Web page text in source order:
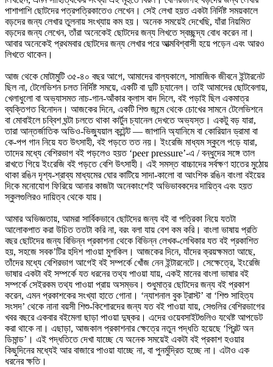
পাশাপাশি ছোটদের পত্রপত্রিকাতেও লেখেন। সেই লেখা হয়ত একটা নির্দিষ্ট সময়কালে
বড়দের জন্য লেখার তুলনায় সংখ্যায় কম হয়। অনেক সময়েই দেখেছি, যাঁরা নিয়মিত
বড়দের জন্য লেখেন, তাঁরা অনেকেই ছোটদের জন্য লিখতে স্বচ্ছন্দ্য বোধ করেন না।
আবার অনেকেই প্রথমবার ছোটদের জন্য লেখার পরে আত্মবিশ্বাসী হয়ে পড়েন এবং আরও
লিখতে থাকেন।
আজ থেকে মোটামুটি ৩৫-৪০ বছর আগে, আমাদের বাল্যকালে, সামাজিক জীবনে ইন্টারনেট
ছিল না, টেলেভিশন চলত নির্দিষ্ট সময়ে, একটি বা দুটি চ্যানেল। তাই আমাদের ছোটবেলায়,
খেলাধুলো বা অভ্যাসমত নাচ-গান-আঁকার ক্লাস বাদ দিলে, বই পড়াই ছিল একমাত্র
ব্যক্তিগত বিনোদন। আজকের দিনে, একটি শিশু জন্মে থেকে চোখের সামনে টেলেভিশনে
বা মোবাইলে চব্বিশ ঘন্টা চলতে থাকা কার্টুন চ্যানেল দেখতে অভ্যস্ত। একটু বড় যারা,
তারা আন্তর্জাতিক অডিও-ভিজ্যুয়াল কন্টেন্ট — জাপানি অ্যানিমে বা কোরিয়ান ড্রামা বা
কে-পপ গান নিয়ে যত উৎসাহী, বই পড়তে তত নয়। ইংরেজি মাধ্যম স্কুলে পড়ে যারা,
তাদের মধ্যে বেশিরভাগ বই পড়লেও হয়ত ‘peer pressure’-এ / বন্ধুদের সঙ্গে তাল
রাখতে গিয়ে ইংরেজি বই পড়তে বেশি উৎসাহী। এই সমস্ত বাচ্চাদের সর্বক্ষণ হাতের মুঠোয়
থাকা রঙিন দৃশ্য-শ্রাব্য মাধ্যমের ঘোর কাটিয়ে সাদা-কালো বা আংশিক রঙিন বাংলা বইয়ের
দিকে মনোযোগ ফিরিয়ে আনার কাজটা অনেকাংশেই অভিভাবকদের দায়িত্ব এবং হয়ত
স্কুলগুলিরও দায়িত্ব থেকে যায়।
আমার অভিজ্ঞতায়, আমরা সার্বিকভাবে ছোটদের জন্য বই বা পত্রিকা নিয়ে যতটা
আলোকপাত করা উচিত ততটা করি না, বরং বলা যায় বেশ কম করি। বাংলা ভাষায় প্রতি
বছর ছোটদের জন্য বিভিন্ন প্রকাশনা থেকে বিভিন্ন লেখক-লেখিকার যত বই প্রকাশিত
হয়, সহজে সবক’টির হদিশ পাওয়া মুশকিল। আজকের দিনে, যাঁদের ক্রয়ক্ষমতা আছে,
তাঁদের মধ্যে বেশিরভাগ আগেই বই সম্পর্কে খোঁজ নেন ইন্টারনেটে। সেক্ষেত্রে, ইংরেজি
ভাষার একটা বই সম্পর্কে যত ধরনের তথ্য পাওয়া যায়, একই মানের বাংলা ভাষার বই
সম্পর্কে সেইরকম তথ্য পাওয়া প্রায় অসম্ভব। শুধুমাত্র ছোটদের জন্য বই প্রকাশ
করেন, এমন প্রকাশকের সংখ্যা হাতে গোনা। ‘ন্যাশনাল বুক ট্রাস্ট’ বা ‘শিশু সাহিত্য
সংসদ’ থেকে নানা বয়সী শিশু-কিশোরদের জন্য যত বই পাওয়া যায়, সেগুলির বেশিরভাগের
খবর বছরে একবার বইমেলা ছাড়া পাওয়া দুষ্কর। এদের ওয়েবসাইটগুলিও যথেষ্ট আপডেট
করা থাকে না। এছাড়া, আজকাল প্রকাশনার ক্ষেত্রে নতুন পদ্ধতি হয়েছে ‘প্রিন্ট অন
ডিমান্ড’। এই পদ্ধতিতে দেখা যাচ্ছে যে অনেক সময়েই একটা বই প্রকাশ হওয়ার
কিছুদিনের মধ্যেই আর বাজারে পাওয়া যাচ্ছে না, বা পুনর্মুদ্রিত হচ্ছে না। এটাও এক
ধরনের ক্ষতি।